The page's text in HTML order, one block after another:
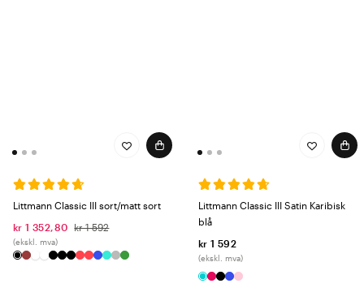
Littmann Classic III sort/matt sort
kr 1 352,80
kr 1 592
(ekskl. mva)
Littmann Classic III Satin Karibisk
blå
kr 1 592
(ekskl. mva)